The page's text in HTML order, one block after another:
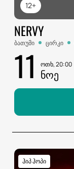
12+
NERVY
ბათუმი ცირკი
11 ოთხ, 20:00
ᲜᲝᲔ
ჰიპ ჰოპი